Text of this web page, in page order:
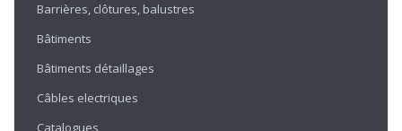
Barrières, clôtures, balustres
Bâtiments
Bâtiments détaillages
Câbles electriques
Catalogues